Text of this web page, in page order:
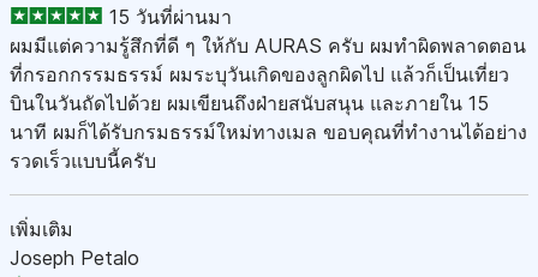
15 วันที่ผ่านมา
ผมมีแต่ความรู้สึกที่ดี ๆ ให้กับ AURAS ครับ ผมทำผิดพลาดตอน
ที่กรอกกรรมธรรม์ ผมระบุวันเกิดของลูกผิดไป แล้วก็เป็นเที่ยว
บินในวันถัดไปด้วย ผมเขียนถึงฝ่ายสนับสนุน และภายใน 15
นาที ผมก็ได้รับกรมธรรม์ใหม่ทางเมล ขอบคุณที่ทำงานได้อย่าง
รวดเร็วแบบนี้ครับ
เพิ่มเติม
Joseph Petalo